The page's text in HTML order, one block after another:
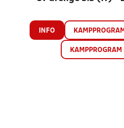
INFO KAMPPROGRAM
KAMPPROGRAM